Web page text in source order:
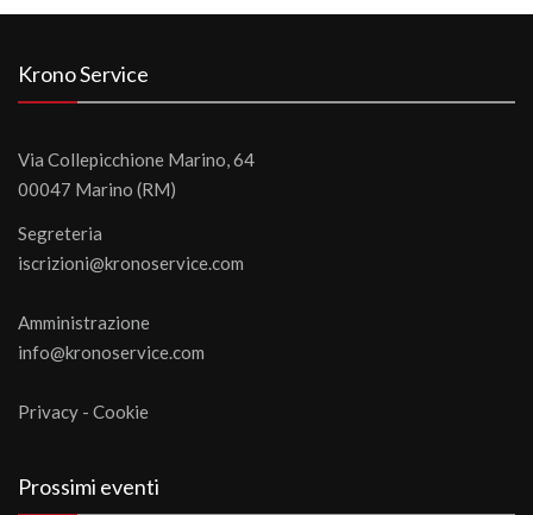
Krono Service
Via Collepicchione Marino, 64
00047 Marino (RM)
Segreteria
iscrizioni@kronoservice.com
Amministrazione
info@kronoservice.com
Privacy - Cookie
Prossimi eventi